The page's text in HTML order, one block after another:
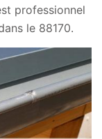
professionnel
le 88170.